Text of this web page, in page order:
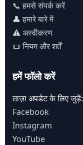
📞 हमसे संपर्क करें
👤 हमारे बारे में
⚠️ अस्वीकरण
📜 नियम और शर्तें
हमें फॉलो करें
ताज़ा अपडेट के लिए जुड़ें:
Facebook
Instagram
YouTube